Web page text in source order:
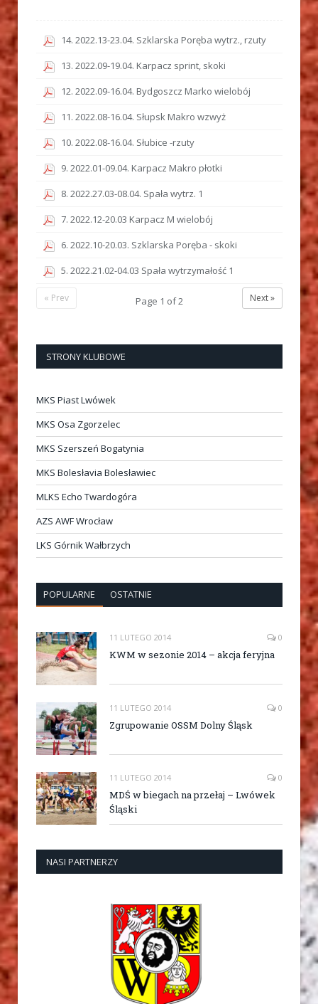
14. 2022.13-23.04. Szklarska Poręba wytrz., rzuty
13. 2022.09-19.04. Karpacz sprint, skoki
12. 2022.09-16.04. Bydgoszcz Marko wielobój
11. 2022.08-16.04. Słupsk Makro wzwyż
10. 2022.08-16.04. Słubice -rzuty
9. 2022.01-09.04. Karpacz Makro płotki
8. 2022.27.03-08.04. Spała wytrz. 1
7. 2022.12-20.03 Karpacz M wielobój
6. 2022.10-20.03. Szklarska Poręba - skoki
5. 2022.21.02-04.03 Spała wytrzymałość 1
Next »
Page 1 of2
« Prev
STRONY KLUBOWE
MKS Piast Lwówek
MKS Osa Zgorzelec
MKS Szerszeń Bogatynia
MKS Bolesłavia Bolesławiec
MLKS Echo Twardogóra
AZS AWF Wrocław
LKS Górnik Wałbrzych
POPULARNE OSTATNIE
11 LUTEGO 2014 0
KWM w sezonie 2014 – akcja feryjna
11 LUTEGO 2014 0
Zgrupowanie OSSM Dolny Śląsk
11 LUTEGO 2014 0
MDŚ w biegach na przełaj – Lwówek
Śląski
NASI PARTNERZY